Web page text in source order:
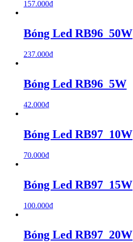
157.000₫
Bóng Led RB96_50W
237.000₫
Bóng Led RB96_5W
42.000₫
Bóng Led RB97_10W
70.000₫
Bóng Led RB97_15W
100.000₫
Bóng Led RB97_20W